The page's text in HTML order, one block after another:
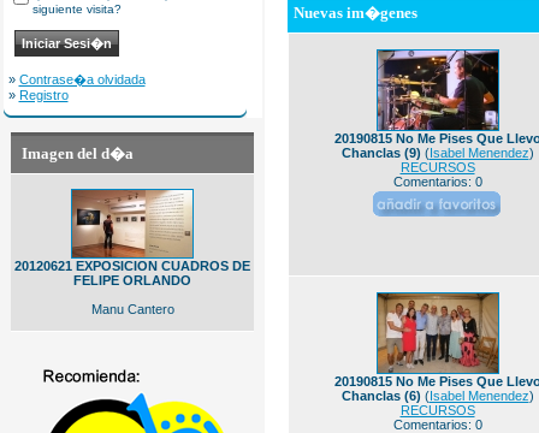
siguiente visita?
» Contrase�a olvidada
» Registro
Imagen del d�a
20120621 EXPOSICION CUADROS DE
FELIPE ORLANDO
Manu Cantero
Nuevas im�genes
20190815 No Me Pises Que
Chanclas (9) (Isabel Menendez)
RECURSOS
Comentarios: 0
20190815 No Me Pises Que
Chanclas (6) (Isabel Menendez)
RECURSOS
Comentarios: 0